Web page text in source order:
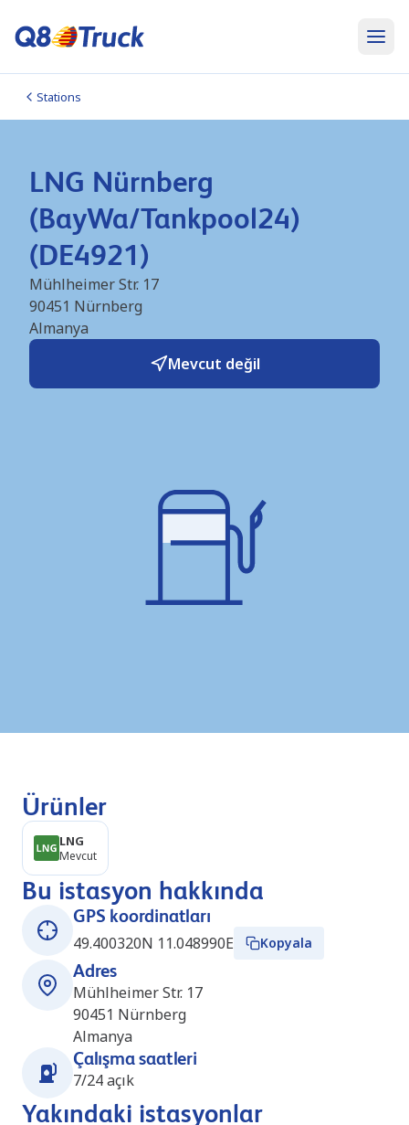
Stations
LNG Nürnberg
(BayWa/Tankpool24)
(DE4921)
Mühlheimer Str. 17
90451 Nürnberg
Almanya
Mevcut değil
Ürünler
LNG
Mevcut
Bu istasyon hakkında
GPS koordinatları
49.400320N 11.048990E
Kopyala
Adres
Mühlheimer Str. 17
90451 Nürnberg
Almanya
Çalışma saatleri
7/24 açık
Yakındaki istasyonlar